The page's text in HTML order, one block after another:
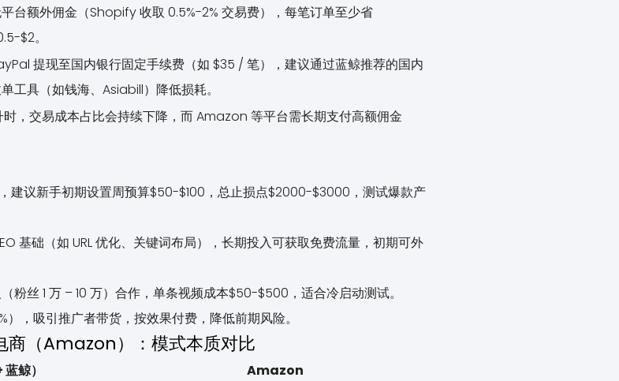
台额外佣金（Shopify 收取 0.5%-2% 交易费），每笔订单至少省
$2。
提现至国内银行固定手续费（如 $35 / 笔），建议通过蓝鲸推荐的国内
工具（如钱海、Asiabill）降低损耗。
时，交易成本占比会持续下降，而 Amazon 等平台需长期支付高额佣金
议新手初期设置周预算$50-$100，总止损点$2000-$3000，测试爆款产
基础（如 URL 优化、关键词布局），长期投入可获取免费流量，初期可外
粉丝 1 万 – 10 万）合作，单条视频成本$50-$500，适合冷启动测试。
），吸引推广者带货，按效果付费，降低前期风险。
商（Amazon）：模式本质对比
鲸）
Amazon